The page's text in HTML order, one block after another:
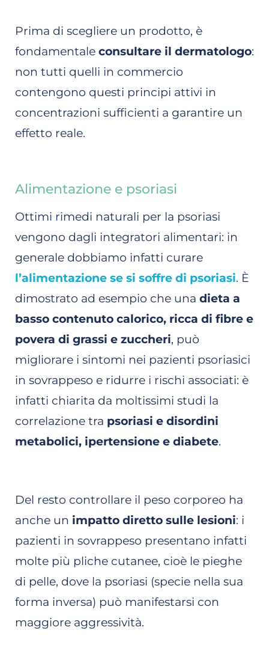
Prima di scegliere un prodotto, è
fondamentale consultare il dermatologo:
non tutti quelli in commercio
contengono questi principi attivi in
concentrazioni sufficienti a garantire un
effetto reale.
Alimentazione e psoriasi
Ottimi rimedi naturali per la psoriasi
vengono dagli integratori alimentari: in
generale dobbiamo infatti curare
l’alimentazione se si soffre di psoriasi. È
dimostrato ad esempio che una dieta a
basso contenuto calorico, ricca di fibre e
povera di grassi e zuccheri, può
migliorare i sintomi nei pazienti psoriasici
in sovrappeso e ridurre i rischi associati: è
infatti chiarita da moltissimi studi la
correlazione tra psoriasi e disordini
metabolici, ipertensione e diabete.
Del resto controllare il peso corporeo ha
anche un impatto diretto sulle lesioni: i
pazienti in sovrappeso presentano infatti
molte più pliche cutanee, cioè le pieghe
di pelle, dove la psoriasi (specie nella sua
forma inversa) può manifestarsi con
maggiore aggressività.